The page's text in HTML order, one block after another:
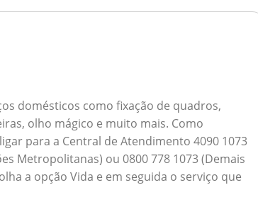
domésticos como fixação de quadros,
olho mágico e muito mais. Como
para a Central de Atendimento 4090 1073
Metropolitanas) ou 0800 778 1073 (Demais
a opção Vida e em seguida o serviço que